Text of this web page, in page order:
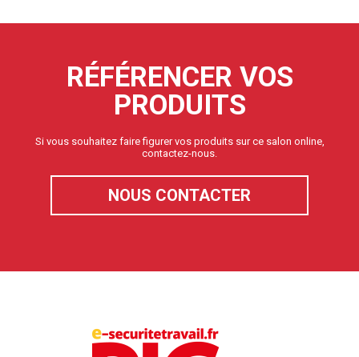
RÉFÉRENCER VOS
PRODUITS
Si vous souhaitez faire figurer vos produits sur ce salon online,
contactez-nous.
NOUS CONTACTER